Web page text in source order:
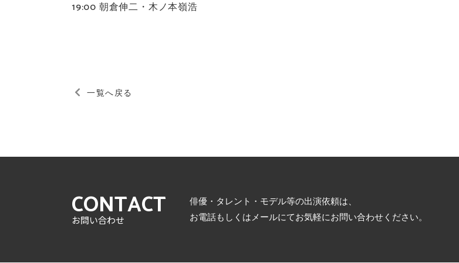
19:00 朝倉伸二・木ノ本嶺浩
一覧へ戻る
CONTACT
お問い合わせ
俳優・タレント・モデル等の出演依頼は、
お電話もしくはメールにてお気軽にお問い合わせください。